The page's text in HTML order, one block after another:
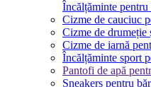
Încălțăminte pentru
Cizme de cauciuc
Cizme de drumeție
Cizme de iarnă
Încălțăminte sport
Pantofi de apă
Sneakers pentru